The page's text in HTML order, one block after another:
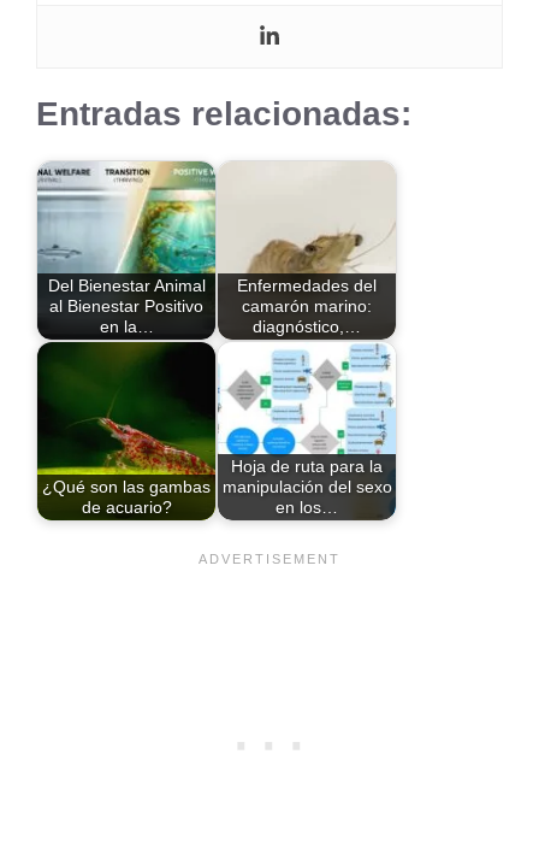
Entradas relacionadas:
Del Bienestar Animal
al Bienestar Positivo
en la…
Enfermedades del
camarón marino:
diagnóstico,…
¿Qué son las gambas
de acuario?
Hoja de ruta para la
manipulación del sexo
en los…